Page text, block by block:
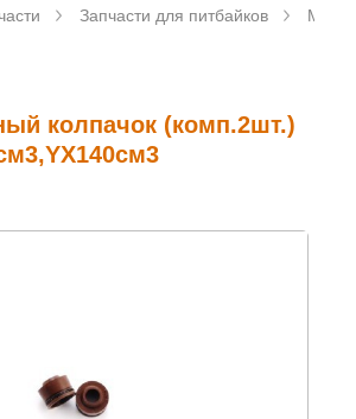
Запчасти для питбайков Мотор
колпачок (комп.2шт.)